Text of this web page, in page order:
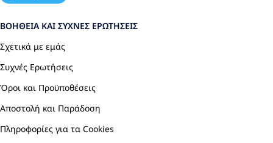
ΒΟΉΘΕΙΑ ΚΑΙ ΣΥΧΝΈΣ ΕΡΩΤΉΣΕΙΣ
Σχετικά με εμάς
Συχνές Ερωτήσεις
Όροι και Προϋποθέσεις
Αποστολή και Παράδοση
Πληροφορίες για τα Cookies